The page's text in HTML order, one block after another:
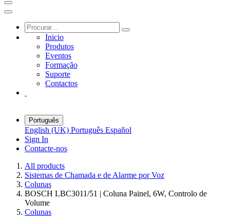
Inicio
Produtos
Eventos
Formação
Suporte
Contactos
Português
English (UK) Português Español
Sign In
Contacte-nos
All products
Sistemas de Chamada e de Alarme por Voz
Colunas
BOSCH LBC3011/51 | Coluna Painel, 6W, Controlo de
Volume
Colunas